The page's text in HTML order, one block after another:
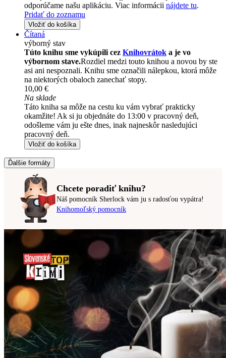
odporúčame našu aplikáciu. Viac informácii nájdete tu.
Pridať do zoznamu
Vložiť do košíka
Čítaná
výborný stav
Túto knihu sme vykúpili cez Knihovrátok a je vo
výbornom stave.Rozdiel medzi touto knihou a novou by ste
asi ani nespoznali. Knihu sme označili nálepkou, ktorá môže
na niektorých obaloch zanechať stopy.
10,00 €
Na sklade
Táto kniha sa môže na cestu ku vám vybrať prakticky
okamžite! Ak si ju objednáte do 13:00 v pracovný deň,
odošleme vám ju ešte dnes, inak najneskôr nasledujúci
pracovný deň.
Vložiť do košíka
Ďalšie formáty
Chcete poradiť knihu?
Náš pomocník Sherlock vám ju s radosťou vypátra!
Knihomoľský pomocník